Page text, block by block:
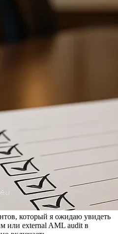
который я ожидаю увидеть
или external AML audit в